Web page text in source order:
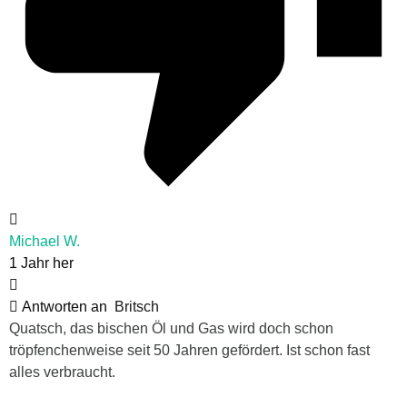
Michael W.
1 Jahr her
Antworten an
Britsch
Quatsch, das bischen Öl und Gas wird doch schon
tröpfenchenweise seit 50 Jahren gefördert. Ist schon fast
alles verbraucht.